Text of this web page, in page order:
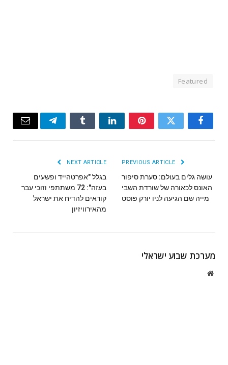
Featured
Facebook
Twitter
Pinterest
LinkedIn
Tumblr
Telegram
Email
עושה גלים בעולם: סערת סיפור
האונס לכאורה של שורדת השבי
מייה שם הגיעה לניו יורק פוסט
NEXT ARTICLE
בגלל "אפרטהייד ופשעים
בעזה": 72 משתתפי וזוכי עבר
קוראים להדיח את ישראל
מהאירוויזיון
מערכת שבוע ישראלי
Website